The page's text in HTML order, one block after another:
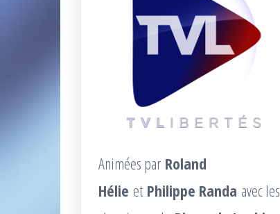
Animées par Roland
Hélie et Philippe Randa avec les